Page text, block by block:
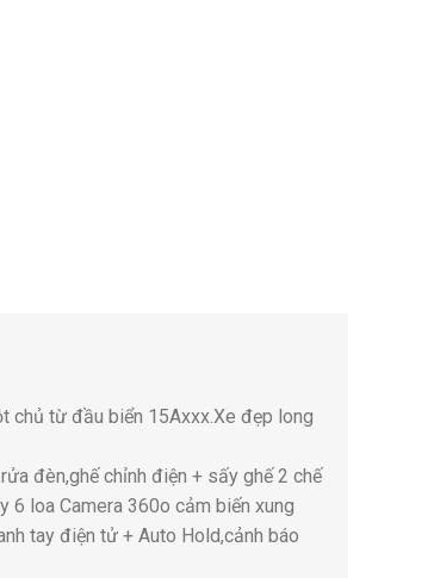
chủ từ đầu biển 15Axxx.Xe đẹp long
đèn,ghế chỉnh điện + sấy ghế 2 chế
6 loa Camera 360o cảm biến xung
tay điện tử + Auto Hold,cảnh báo